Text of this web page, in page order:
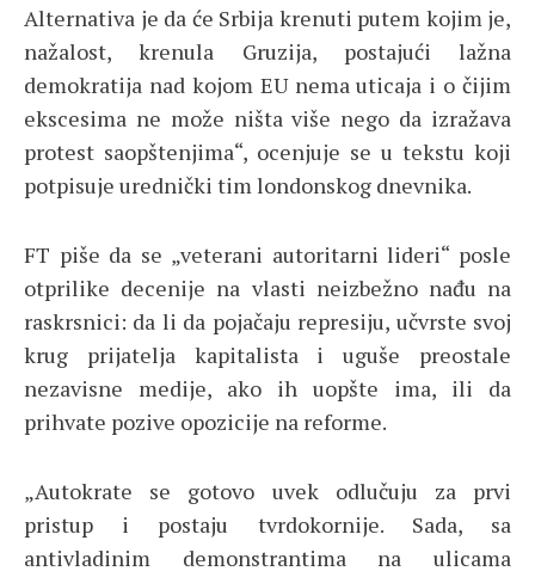
Alternativa je da će Srbija krenuti putem kojim je,
nažalost, krenula Gruzija, postajući lažna
demokratija nad kojom EU nema uticaja i o čijim
ekscesima ne može ništa više nego da izražava
protest saopštenjima“, ocenjuje se u tekstu koji
potpisuje urednički tim londonskog dnevnika.
FT piše da se „veterani autoritarni lideri“ posle
otprilike decenije na vlasti neizbežno nađu na
raskrsnici: da li da pojačaju represiju, učvrste svoj
krug prijatelja kapitalista i uguše preostale
nezavisne medije, ako ih uopšte ima, ili da
prihvate pozive opozicije na reforme.
„Autokrate se gotovo uvek odlučuju za prvi
pristup i postaju tvrdokornije. Sada, sa
antivladinim demonstrantima na ulicama